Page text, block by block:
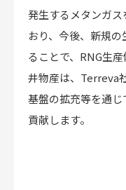
発生するメタンガ
おり、今後、新規
ることで、RNG生
井物産は、Terreva
基盤の拡充等を通
貢献します。